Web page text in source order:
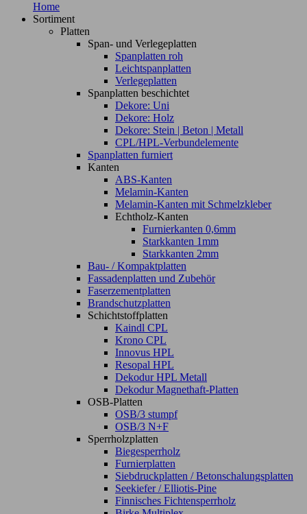
Home
Sortiment
Platten
Span- und Verlegeplatten
Spanplatten roh
Leichtspanplatten
Verlegeplatten
Spanplatten beschichtet
Dekore: Uni
Dekore: Holz
Dekore: Stein | Beton | Metall
CPL/HPL-Verbundelemente
Spanplatten furniert
Kanten
ABS-Kanten
Melamin-Kanten
Melamin-Kanten mit Schmelzkleber
Echtholz-Kanten
Furnierkanten 0,6mm
Starkkanten 1mm
Starkkanten 2mm
Bau- / Kompaktplatten
Fassadenplatten und Zubehör
Faserzementplatten
Brandschutzplatten
Schichtstoffplatten
Kaindl CPL
Krono CPL
Innovus HPL
Resopal HPL
Dekodur HPL Metall
Dekodur Magnethaft-Platten
OSB-Platten
OSB/3 stumpf
OSB/3 N+F
Sperrholzplatten
Biegesperrholz
Furnierplatten
Siebdruckplatten / Betonschalungsplatten
Seekiefer / Elliotis-Pine
Finnisches Fichtensperrholz